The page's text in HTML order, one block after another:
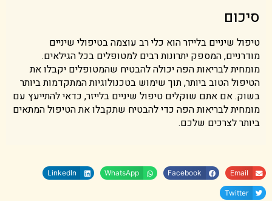
סיכום
טיפול שיניים בלייזר הוא כלי רב עוצמה בטיפולי שיניים
מודרניים, המספק יתרונות רבים למטופלים בכל הגילאים.
מומחית לבריאות הפה יכולה להבטיח שהמטופלים יקבלו את
הטיפול הטוב ביותר, תוך שימוש בטכנולוגיות המתקדמות ביותר
בשוק. אם אתם שוקלים טיפול שיניים בלייזר, כדאי להתייעץ עם
מומחית לבריאות הפה כדי להבטיח שתקבלו את הטיפול המתאים
ביותר לצרכים שלכם.
Email
Facebook
WhatsApp
LinkedIn
Twitter